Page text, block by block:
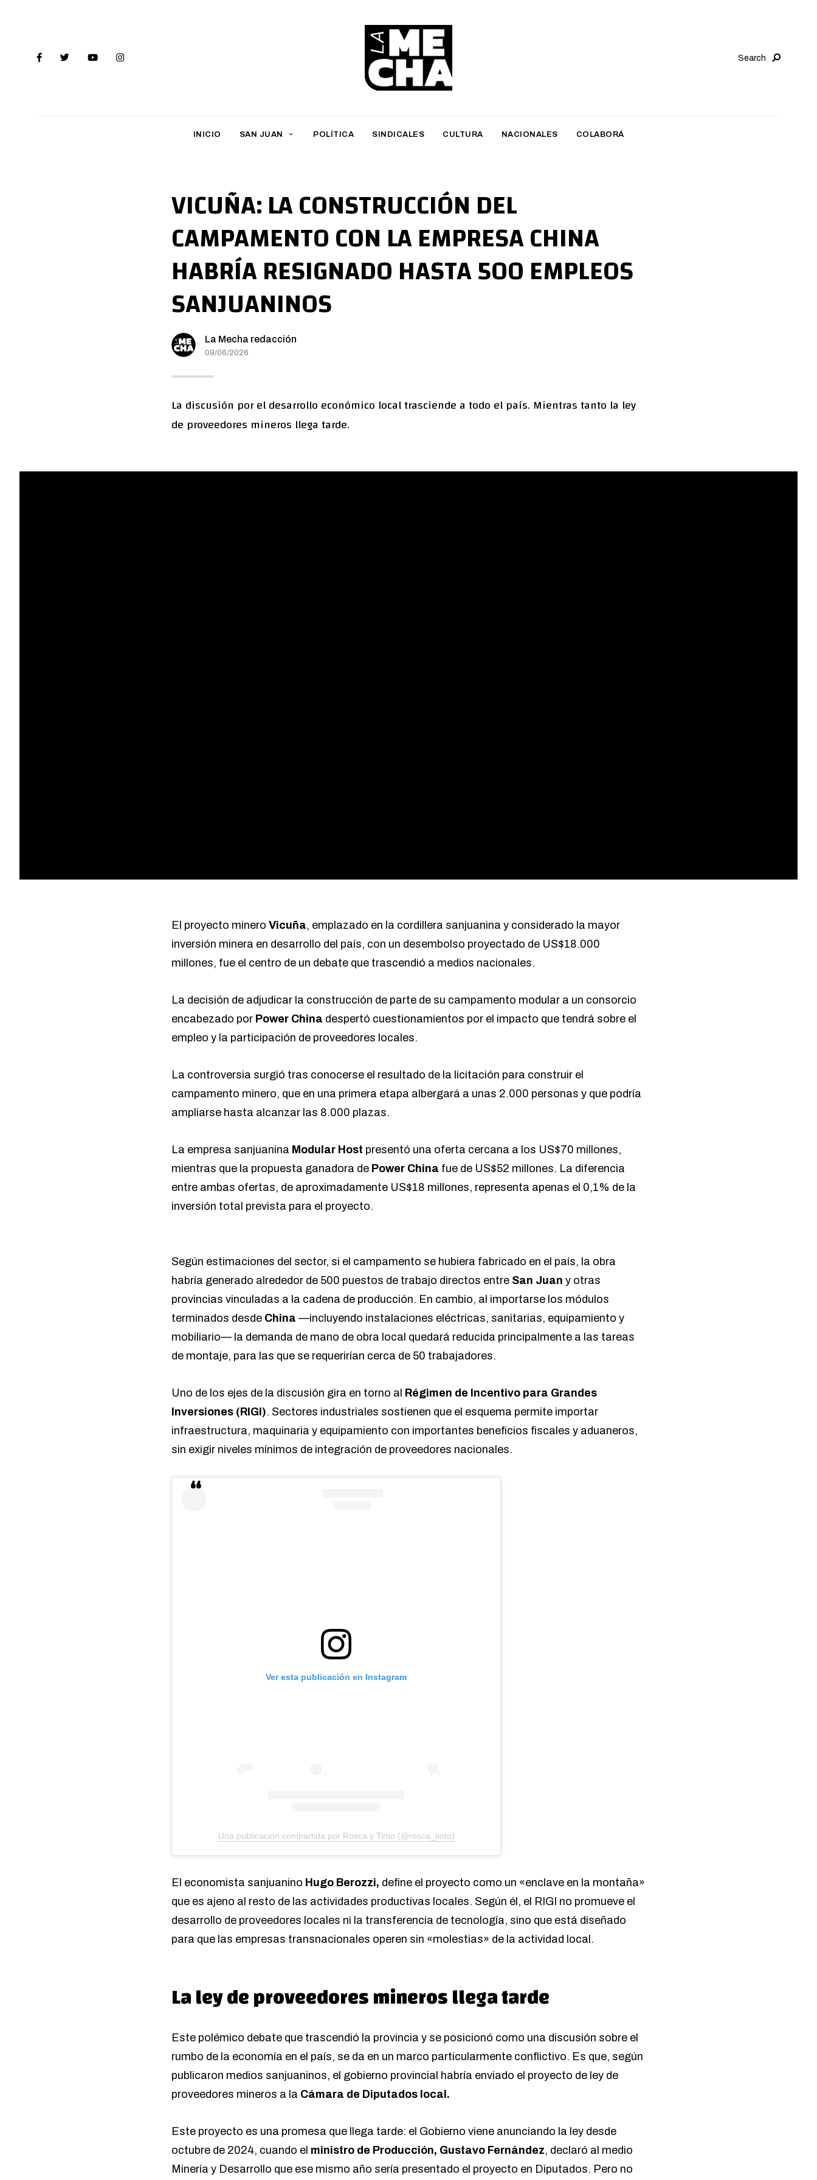
a
M
h
a
Search
INICIO SAN JUAN POLÍTICA SINDICALES CULTURA NACIONALES COLABORÁ
VICUÑA: LA CONSTRUCCIÓN DEL
CAMPAMENTO CON LA EMPRESA CHINA
HABRÍA RESIGNADO HASTA 500 EMPLEOS
SANJUANINOS
La Mecha redacción
09/06/2026
La discusión por el desarrollo económico local trasciende a todo el país. Mientras tanto la ley
de proveedores mineros llega tarde.
El proyecto minero Vicuña, emplazado en la cordillera sanjuanina y considerado la mayor
inversión minera en desarrollo del país, con un desembolso proyectado de US$18.000
millones, fue el centro de un debate que trascendió a medios nacionales.
La decisión de adjudicar la construcción de parte de su campamento modular a un consorcio
encabezado por Power China despertó cuestionamientos por el impacto que tendrá sobre el
empleo y la participación de proveedores locales.
La controversia surgió tras conocerse el resultado de la licitación para construir el
campamento minero, que en una primera etapa albergará a unas 2.000 personas y que podría
ampliarse hasta alcanzar las 8.000 plazas.
La empresa sanjuanina Modular Host presentó una oferta cercana a los US$70 millones,
mientras que la propuesta ganadora de Power China fue de US$52 millones. La diferencia
entre ambas ofertas, de aproximadamente US$18 millones, representa apenas el 0,1% de la
inversión total prevista para el proyecto.
Según estimaciones del sector, si el campamento se hubiera fabricado en el país, la obra
habría generado alrededor de 500 puestos de trabajo directos entre San Juan y otras
provincias vinculadas a la cadena de producción. En cambio, al importarse los módulos
terminados desde China —incluyendo instalaciones eléctricas, sanitarias, equipamiento y
mobiliario— la demanda de mano de obra local quedará reducida principalmente a las tareas
de montaje, para las que se requerirían cerca de 50 trabajadores.
Uno de los ejes de la discusión gira en torno al Régimen de Incentivo para Grandes
Inversiones (RIGI). Sectores industriales sostienen que el esquema permite importar
infraestructura, maquinaria y equipamiento con importantes beneficios fiscales y aduaneros,
sin exigir niveles mínimos de integración de proveedores nacionales.
Ver esta publicación en Instagram
Una publicación compartida por Rosca y Tinto (@rosca_tinto)
El economista sanjuanino Hugo Berozzi, define el proyecto como un «enclave en la montaña»
que es ajeno al resto de las actividades productivas locales. Según él, el RIGI no promueve el
desarrollo de proveedores locales ni la transferencia de tecnología, sino que está diseñado
para que las empresas transnacionales operen sin «molestias» de la actividad local.
La ley de proveedores mineros llega tarde
Este polémico debate que trascendió la provincia y se posicionó como una discusión sobre el
rumbo de la economía en el país, se da en un marco particularmente conflictivo. Es que, según
publicaron medios sanjuaninos, el gobierno provincial habría enviado el proyecto de ley de
proveedores mineros a la Cámara de Diputados local.
Este proyecto es una promesa que llega tarde: el Gobierno viene anunciando la ley desde
octubre de 2024, cuando el ministro de Producción, Gustavo Fernández, declaró al medio
Minería y Desarrollo que ese mismo año sería presentado el proyecto en Diputados. Pero no